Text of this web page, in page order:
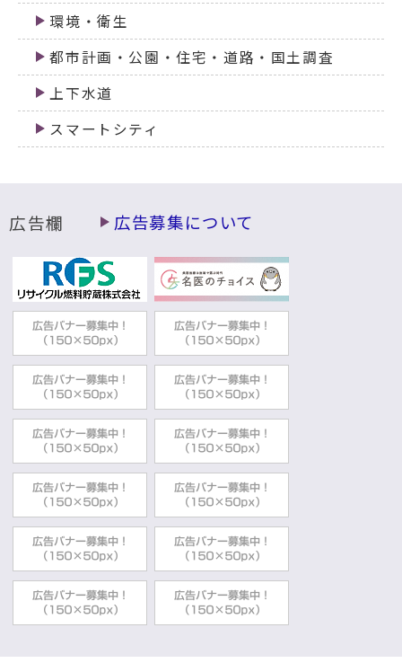
環境・衛生
都市計画・公園・住宅・道路・国土調査
上下水道
スマートシティ
広告欄 広告募集について